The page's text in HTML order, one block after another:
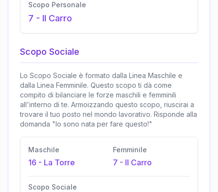
Scopo Personale
7 - Il Carro
Scopo Sociale
Lo Scopo Sociale è formato dalla Linea Maschile e
dalla Linea Femminile. Questo scopo ti dà come
compito di bilanciare le forze maschili e femminili
all'interno di te. Armoizzando questo scopo, riuscirai a
trovare il tuo posto nel mondo lavorativo. Risponde alla
domanda "Io sono nata per fare questo!"
Maschile
16 - La Torre
Femminile
7 - Il Carro
Scopo Sociale